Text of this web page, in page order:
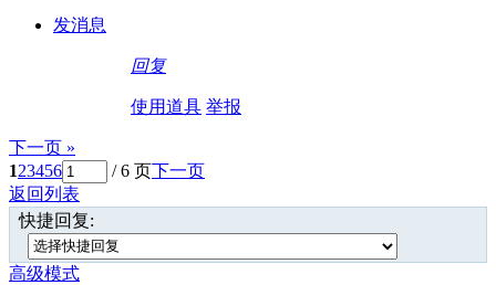
发消息
回复
使用道具 举报
下一页 »
123456 / 6 页下一页
返回列表
快捷回复:
高级模式